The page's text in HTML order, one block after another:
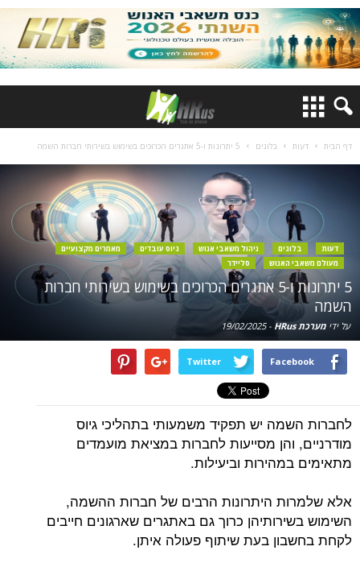
דף הבית דעות בלוגים 5 יתרונות ו-5 אתגרים הכרוכים בשימוש בשירותי חברות השמה
דעות בלוגים ניהול משאבי אנוש גיוס עובדים
מאמרים מקצועיים
מעולם משאבי האנוש
סליידר
5 יתרונות ו-5 אתגרים הכרוכים בשימוש בשירותי חברות
השמה
על ידי מערכת HRus -
19/02/2025
Facebook
Twitter
לחברות השמה יש תפקיד משמעותי בתהליכי גיוס
מודרניים, והן מסייעות לחברות במציאת מועמדים
מתאימים במהירות וביעילות.
אלא שלמרות היתרונות הרבים של חברות ההשמה,
השימוש בשירותיהן כרוך גם באתגרים שארגונים חייבים
לקחת בחשבון בעת שיתוף פעולה איתן.